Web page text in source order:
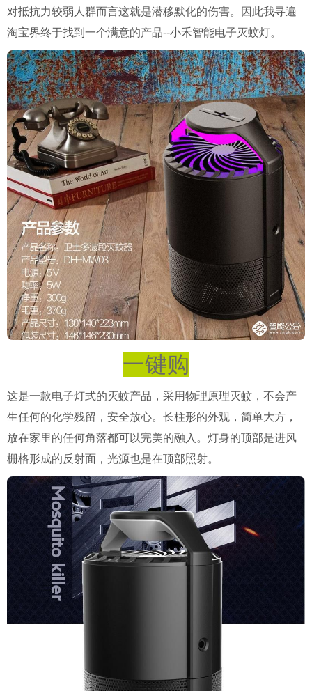
对抵抗力较弱人群而言这就是潜移默化的伤害。因此我寻遍
淘宝界终于找到一个满意的产品--小禾智能电子灭蚊灯。
一键购
这是一款电子灯式的灭蚊产品，采用物理原理灭蚊，不会产
生任何的化学残留，安全放心。长柱形的外观，简单大方，
放在家里的任何角落都可以完美的融入。灯身的顶部是进风
栅格形成的反射面，光源也是在顶部照射。